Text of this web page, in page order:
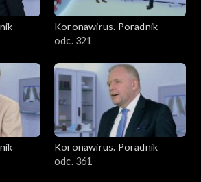
Koronawirus. Poradnik
odc. 321
Koronawirus. Poradnik
odc. 361